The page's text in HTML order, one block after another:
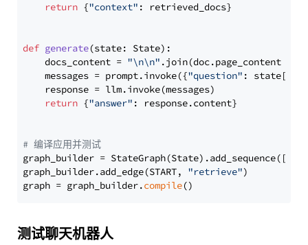
return {"context" : retrieved_docs}
def generate(state: State):
    docs_content =
"\n\n" .join(doc.page_content
    messages = prompt.invoke({
"question" : state[
    response = llm.invoke(messages)
return {"answer" : response.content}
# 编译应用并测试
graph_builder =
graph_builder.add_edge(START, "retrieve")
graph = graph_builder.compile
测试聊天机器人